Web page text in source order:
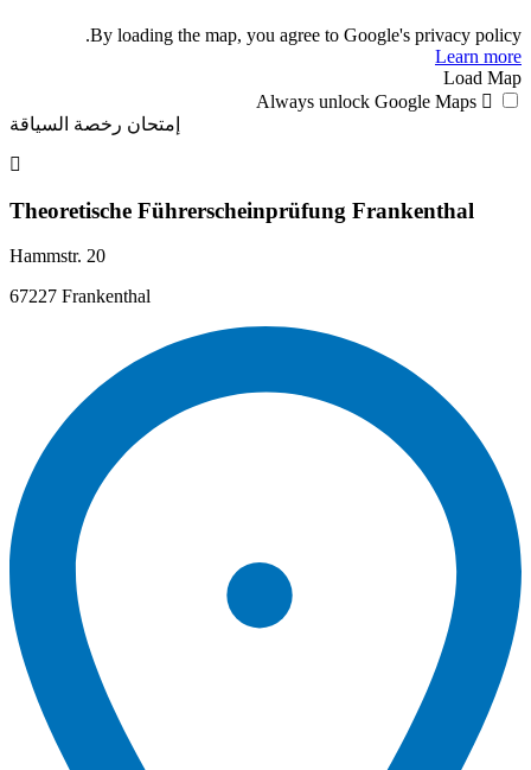
By loading the map, you agree to Google's privacy policy.
Learn more
Load Map
Always unlock Google Maps
إمتحان رخصة السياقة
Theoretische Führerscheinprüfung Frankenthal
Hammstr. 20
67227 Frankenthal